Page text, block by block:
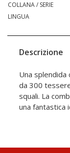
COLLANA / SERIE
LINGUA
Descrizione
Una splendida
da 300
squali. La
una fantastica